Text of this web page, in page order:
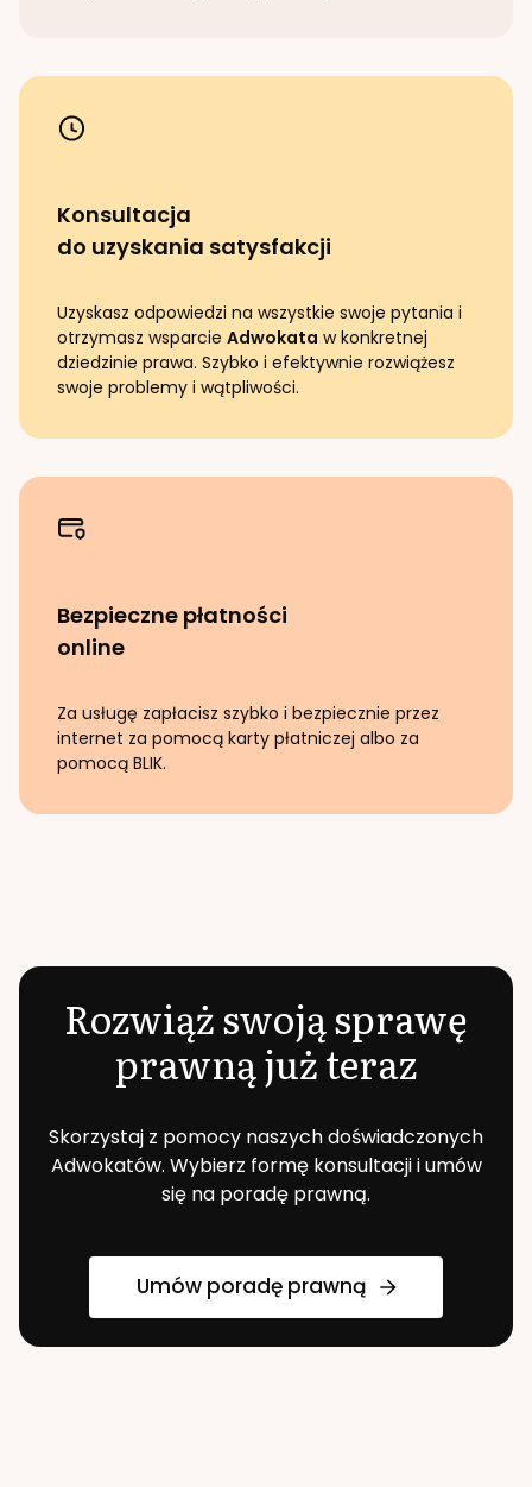
Konsultacja
do uzyskania satysfakcji
Uzyskasz odpowiedzi na wszystkie swoje pytania i
otrzymasz wsparcie Adwokata w konkretnej
dziedzinie prawa. Szybko i efektywnie rozwiążesz
swoje problemy i wątpliwości.
Bezpieczne płatności
online
Za usługę zapłacisz szybko i bezpiecznie przez
internet za pomocą karty płatniczej albo za
pomocą BLIK.
Rozwiąż swoją sprawę
prawną już teraz
Skorzystaj z pomocy naszych doświadczonych
Adwokatów. Wybierz formę konsultacji i umów
się na poradę prawną.
Umów poradę prawną